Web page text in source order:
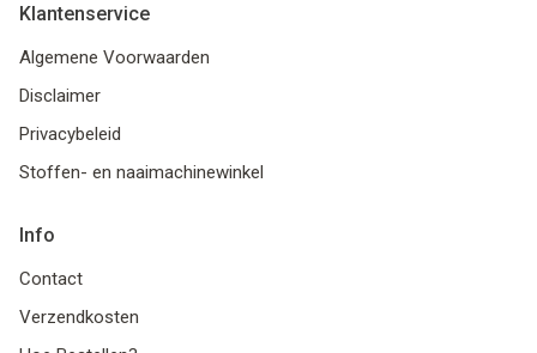
Klantenservice
Algemene Voorwaarden
Disclaimer
Privacybeleid
Stoffen- en naaimachinewinkel
Info
Contact
Verzendkosten